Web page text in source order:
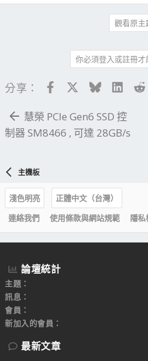
觀看原主
你必須登入或註冊才
分享： FacebookBluesky
慧榮 PCIe Gen6 SSD 控
制器 SM8466 , 可達 28GB/s
主機板
淺色明亮
正體中文（台灣）
連絡我們
使用條款與網站規範 隱私
論壇統計
主題
訊息
會員
新加入的會員
最新文章